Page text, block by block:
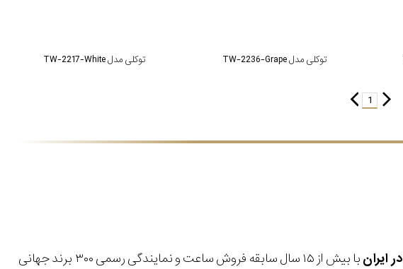
توکلی مدل TW-2236-Grape توکلی مدل TW-2217-White
1
در ایران
با بیش از ۱۵ سال سابقه فروش ساعت و نمایندگی رسمی ۳۰۰ برند جهانی